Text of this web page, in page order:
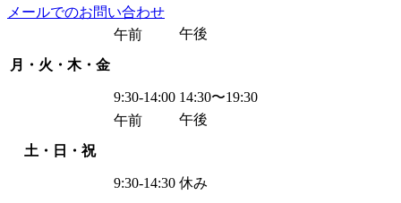
メールでのお問い合わせ
月・火・木・金
午前
9:30-14:00
午後
14:30〜19:30
土・日・祝
午前
9:30-14:30
午後
休み